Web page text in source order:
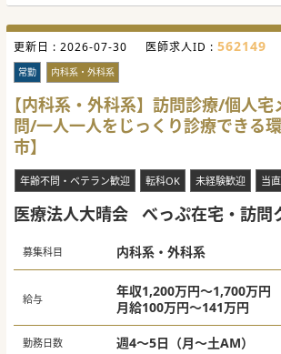
【募集背景】
■坂が多い土地柄から通院困難な高齢者が
域における在宅医療へのニーズが急速に高
■常勤医師を拡充することを目指し、現任
更なる医療の質向上に向けて募集を行って
■訪問診療の経験者はもとより、未経験や
科系医師の手厚い受け入れ体制を整えて新
います。
【具体的な医療機関情報】
■開院してから30年程の歴史ある無床診療
リアを限定した丁寧な地域密着型の訪問診
■日祝休みや福利厚生として月5万円の住
内の主要なインターチェンジから10分以
■他科から転科した先生も在籍しており、
身の方であっても非常に馴染みやすい組織
更新日 : 2026-07-30 医師求人ID : 562149
常勤 内科系・外科系
【内科系・外科系】訪問診療/個人
問/一人一人をじっくり診療できる
市】
年齢不問・ベテラン歓迎 転科OK 未経験歓迎 当
医療法人大晴会 べっぷ在宅・訪問
募集科目 内科系・外科系
給与
年収1,200万円～1,700万円
月給100万円～141万円
勤務日数 週4～5日（月～土AM）